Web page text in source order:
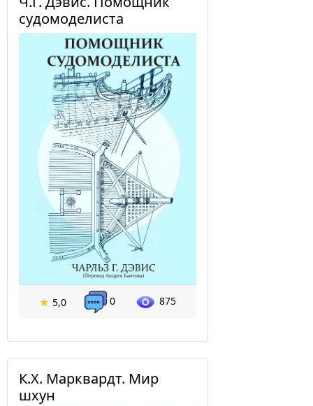
судомоделиста
★ 5,0 0 875
К.Х. Марквардт. Мир
шхун